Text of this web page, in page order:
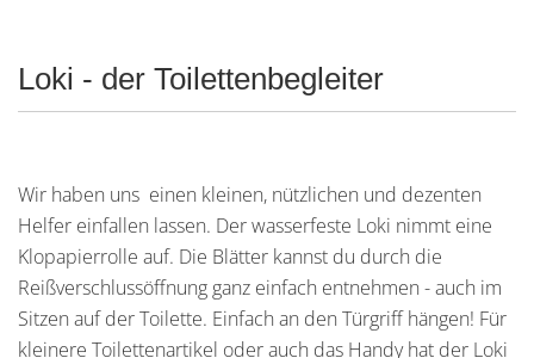
Loki - der Toilettenbegleiter
Wir haben uns einen kleinen, nützlichen und dezenten
Helfer einfallen lassen. Der wasserfeste Loki nimmt eine
Klopapierrolle auf. Die Blätter kannst du durch die
Reißverschlussöffnung ganz einfach entnehmen - auch im
Sitzen auf der Toilette. Einfach an den Türgriff hängen! Für
kleinere Toilettenartikel oder auch das Handy hat der Loki